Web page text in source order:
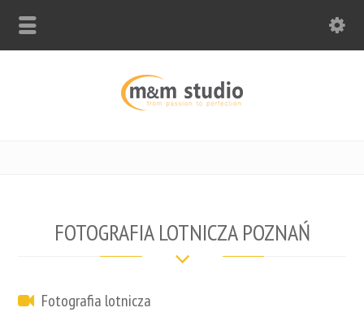
FOTOGRAFIA LOTNICZA POZNAŃ
Fotografia lotnicza